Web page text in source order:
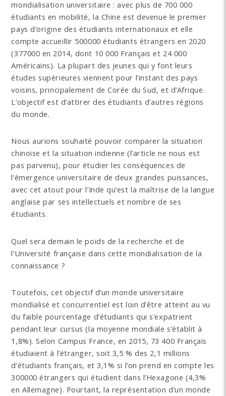
mondialisation universitaire : avec plus de 700 000
étudiants en mobilité, la Chine est devenue le premier
pays d’origine des étudiants internationaux et elle
compte accueillir 500000 étudiants étrangers en 2020
(377000 en 2014, dont 10 000 Français et 24 000
Américains). La plupart des jeunes qui y font leurs
études supérieures viennent pour l’instant des pays
voisins, principalement de Corée du Sud, et d’Afrique.
L’objectif est d’attirer des étudiants d’autres régions
du monde.
Nous aurions souhaité pouvoir comparer la situation
chinoise et la situation indienne (l’article ne nous est
pas parvenu), pour étudier les conséquences de
l’émergence universitaire de deux grandes puissances,
avec cet atout pour l’Inde qu’est la maîtrise de la langue
anglaise par ses intellectuels et nombre de ses
étudiants.
Quel sera demain le poids de la recherche et de
l’Université française dans cette mondialisation de la
connaissance ?
Toutefois, cet objectif d’un monde universitaire
mondialisé et concurrentiel est loin d’être atteint au vu
du faible pourcentage d’étudiants qui s’expatrient
pendant leur cursus (la moyenne mondiale s’établit à
1,8%). Selon Campus France, en 2015, 73 400 Français
étudiaient à l’étranger, soit 3,5 % des 2,1 millions
d’étudiants français, et 3,1% si l’on prend en compte les
300000 étrangers qui étudient dans l’Hexagone (4,3%
en Allemagne). Pourtant, la représentation d’un monde